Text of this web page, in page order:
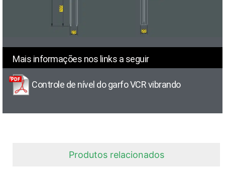
Mais informações nos links a seguir
Controle de nível do garfo VCR vibrando
Produtos relacionados